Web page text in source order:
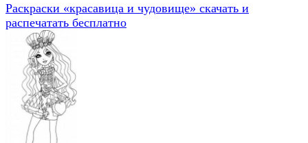
Раскраски «красавица и чудовище» скачать и
распечатать бесплатно